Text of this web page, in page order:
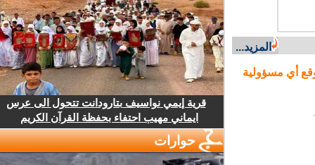
المزيد...
أي مسؤولية
قرية إيمي نواسيف بتارودانت تتحول الى عرس
ايماني مهيب احتفاء بحفظة القرآن الكريم
حوارات